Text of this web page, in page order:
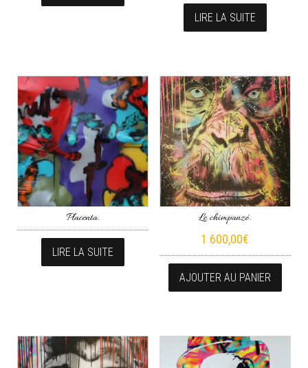
LIRE LA SUITE
Placenta.
LIRE LA SUITE
Le chimpanzé.
1 600,00€
AJOUTER AU PANIER